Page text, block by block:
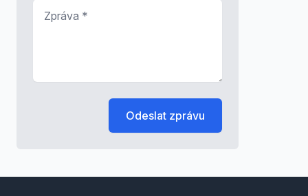
Odeslat zprávu